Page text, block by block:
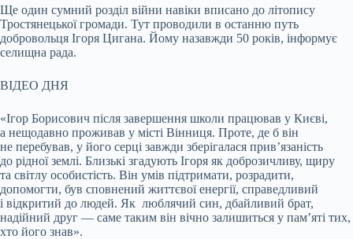
Ще один сумний розділ війни навіки вписано до літопису
Тростянецької громади. Тут проводили в останню путь
добровольця Ігоря Цигана. Йому назавжди 50 років, інформує
селищна рада.
ВІДЕО ДНЯ
«Ігор Борисович після завершення школи працював у Києві,
а нещодавно проживав у місті Вінниця. Проте, де б він
не перебував, у його серці завжди зберігалася прив’язаність
до рідної землі. Близькі згадують Ігоря як доброзичливу, щиру
та світлу особистість. Він умів підтримати, розрадити,
допомогти, був сповнений життєвої енергії, справедливий
і відкритий до людей. Як люблячий син, дбайливий брат,
надійний друг — саме таким він вічно залишиться у пам’яті тих,
хто його знав».